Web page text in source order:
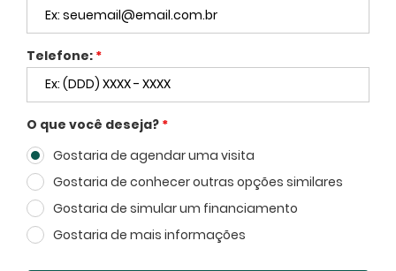
FECHAR
Telefone: *
O que você deseja? *
Gostaria de agendar uma visita
Gostaria de conhecer outras opções similares
Gostaria de simular um financiamento
Gostaria de mais informações
Voltar